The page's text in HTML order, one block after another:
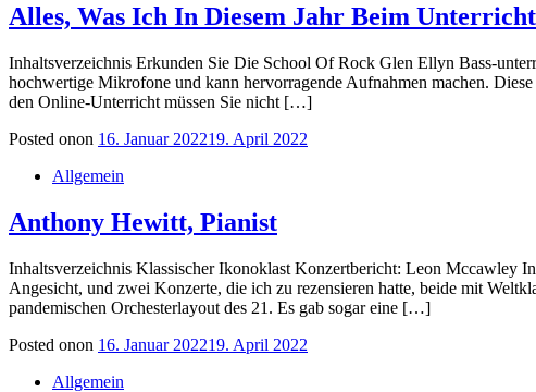
Alles, Was Ich In Diesem Jahr Beim
Inhaltsverzeichnis Erkunden Sie Die School Of Rock Glen Ellyn Bass-
hochwertige Mikrofone und kann hervorragende Aufnahmen machen.
den Online-Unterricht müssen Sie nicht […]
Posted onon 16. Januar 202219. April 2022
Allgemein
Anthony Hewitt, Pianist
Inhaltsverzeichnis Klassischer Ikonoklast Konzertbericht: Leon Mccawley
Angesicht, und zwei Konzerte, die ich zu rezensieren hatte, beide mit
pandemischen Orchesterlayout des 21. Es gab sogar eine […]
Posted onon 16. Januar 202219. April 2022
Allgemein